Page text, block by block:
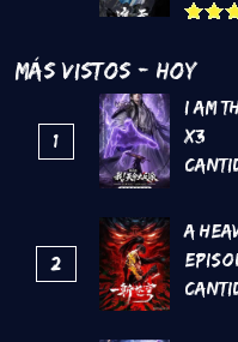
Más Vistos - Hoy
1
I Am
x3
2
A